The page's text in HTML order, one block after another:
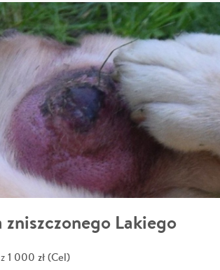
zniszczonego Lakiego
z 1 000 zł (Cel)